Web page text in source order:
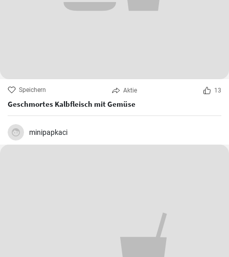
Speichern Aktie 13
Geschmortes Kalbfleisch mit Gemüse
minipapkaci